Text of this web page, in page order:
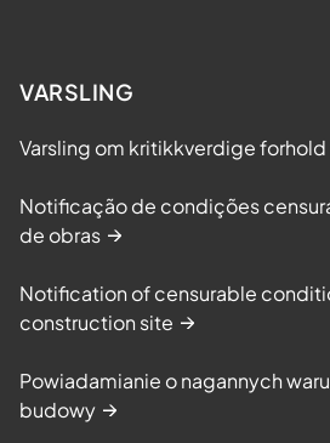
VARSLING
Varsling om kritikkverdige
Notificação de condições
de obras
Notification of censurable
construction site
Powiadamianie o nagannych
budowy